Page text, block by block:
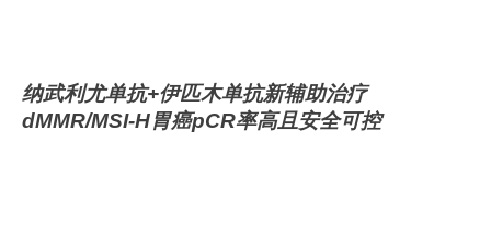
纳武利尤单抗+伊匹木单抗新辅助治疗
dMMR/MSI-H胃癌pCR率高且安全可控